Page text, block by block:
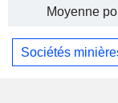
Moyenne
Sociétés